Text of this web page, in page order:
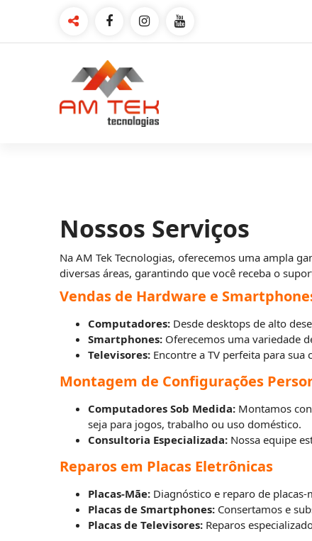
Nossos Serviços
Na AM Tek Tecnologias, oferecemos uma ampla
diversas áreas, garantindo que você receba o
Vendas de Hardware e
Computadores:Desde desktops de alto
Smartphones:Oferecemos uma variedade
Televisores:Encontre a TV perfeita para sua
Montagem de Configurações
Computadores Sob Medida:Montamos
seja para jogos, trabalho ou uso doméstico.
Consultoria Especializada:Nossa equipe
Reparos em Placas Eletrônicas
Placas-Mãe:Diagnóstico e reparo de placas-
Placas de Smartphones:Consertamos e
Placas de Televisores:Reparos